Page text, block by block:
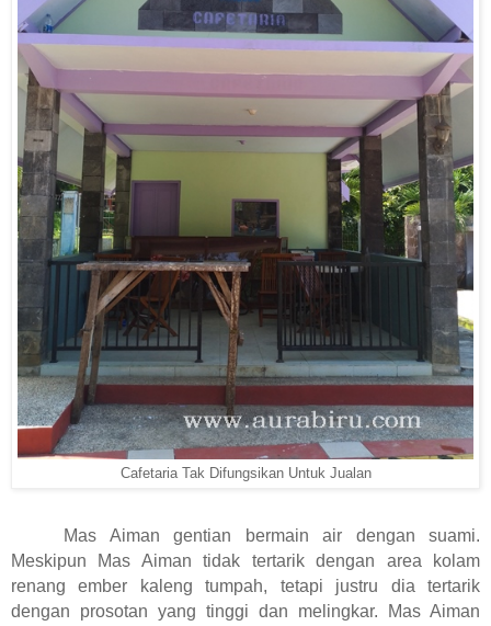
Cafetaria Tak Difungsikan Untuk Jualan
Mas Aiman gentian bermain air dengan suami.
Meskipun Mas Aiman tidak tertarik dengan area kolam
renang ember kaleng tumpah, tetapi justru dia tertarik
dengan prosotan yang tinggi dan melingkar. Mas Aiman